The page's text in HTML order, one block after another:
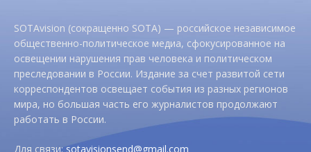
SOTAvision (сокращенно SOTA) — российское независимое
общественно-политическое медиа, сфокусированное на
освещении нарушения прав человека и политическом
преследовании в России. Издание за счет развитой сети
корреспондентов освещает события из разных регионов
мира, но большая часть его журналистов продолжают
работать в России.
Для связи:sotavisionsend@gmail.com